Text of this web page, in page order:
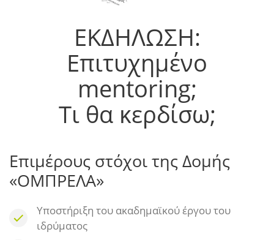
ΕΚΔΗΛΩΣΗ:
Επιτυχημένο
mentoring;
Τι θα κερδίσω;
Επιμέρους στόχοι της Δομής
«ΟΜΠΡΕΛΑ»
Υποστήριξη του ακαδημαϊκού έργου του
ιδρύματος